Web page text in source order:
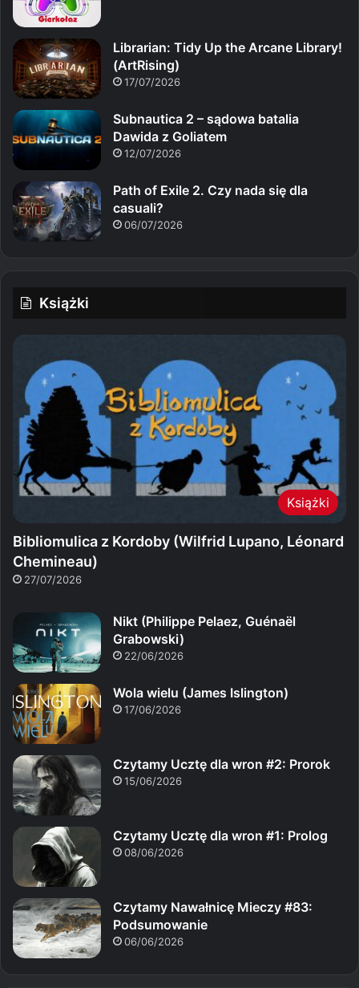
Librarian: Tidy Up the Arcane Library!
(ArtRising)
17/07/2026
Subnautica 2 – sądowa batalia
Dawida z Goliatem
12/07/2026
Path of Exile 2. Czy nada się dla
casuali?
06/07/2026
Książki
Książki
Bibliomulica z Kordoby (Wilfrid Lupano, Léonard
Chemineau)
27/07/2026
Nikt (Philippe Pelaez, Guénaël
Grabowski)
22/06/2026
Wola wielu (James Islington)
17/06/2026
Czytamy Ucztę dla wron #2: Prorok
15/06/2026
Czytamy Ucztę dla wron #1: Prolog
08/06/2026
Czytamy Nawałnicę Mieczy #83:
Podsumowanie
06/06/2026